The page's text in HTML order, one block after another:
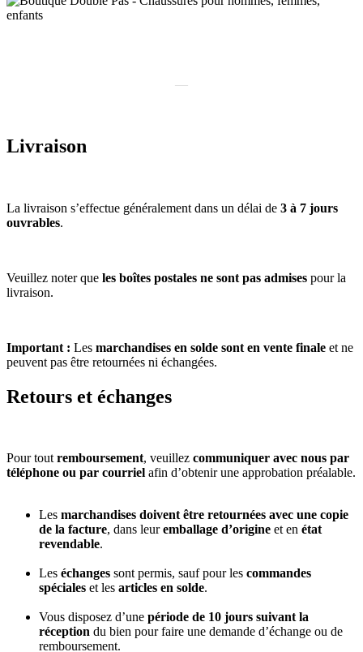
―
Livraison
La livraison s’effectue généralement dans un délai de 3 à 7 jours
ouvrables.
Veuillez noter que les boîtes postales ne sont pas admises pour la
livraison.
Important : Les marchandises en solde sont en vente finale et ne
peuvent pas être retournées ni échangées.
Retours et échanges
Pour toutremboursement, veuillez communiquer avec nous par
téléphone ou par courriel afin d’obtenir une approbation préalable.
Les marchandises doivent être retournées avec une copie
de la facture, dans leuremballage d’origine et en état
revendable.
Les échanges sont permis, sauf pour les commandes
spéciales et les articles en solde.
Vous disposez d’une période de 10 jours suivant la
réception du bien pour faire une demande d’échange ou de
remboursement.